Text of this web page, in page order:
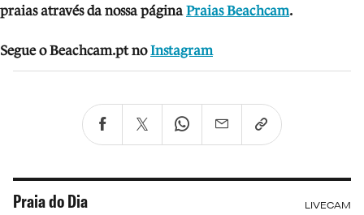
praias através da nossa páginaPraias Beachcam.
Segue o Beachcam.pt no Instagram
Praia do Dia LIVECAM